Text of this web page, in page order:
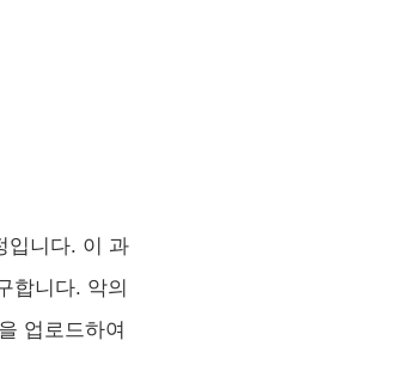
입니다. 이 과
합니다. 악의
업로드하여